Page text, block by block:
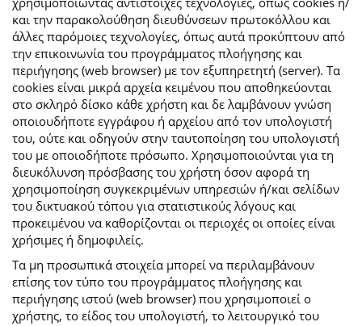
και την παρακολούθηση διευθύνσεων πρωτοκόλλου και
άλλες παρόμοιες τεχνολογίες, όπως αυτά προκύπτουν από
την επικοινωνία του προγράμματος πλοήγησης και
περιήγησης (web browser) με τον εξυπηρετητή (server). Τα
cookies είναι μικρά αρχεία κειμένου που αποθηκεύονται
στο σκληρό δίσκο κάθε χρήστη και δε λαμβάνουν γνώση
οποιουδήποτε εγγράφου ή αρχείου από τον υπολογιστή
του, ούτε και οδηγούν στην ταυτοποίηση του υπολογιστή
του με οποιοδήποτε πρόσωπο. Χρησιμοποιούνται για τη
διευκόλυνση πρόσβασης του χρήστη όσον αφορά τη
χρησιμοποίηση συγκεκριμένων υπηρεσιών ή/και σελίδων
του δικτυακού τόπου για στατιστικούς λόγους και
προκειμένου να καθορίζονται οι περιοχές οι οποίες είναι
χρήσιμες ή δημοφιλείς.
Τα μη προσωπικά στοιχεία μπορεί να περιλαμβάνουν
επίσης τον τύπο του προγράμματος πλοήγησης και
περιήγησης ιστού (web browser) που χρησιμοποιεί ο
χρήστης, το είδος του υπολογιστή, το λειτουργικό του